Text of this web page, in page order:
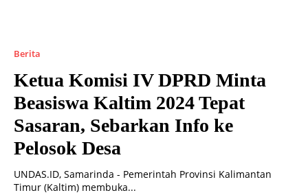
Berita
Ketua Komisi IV DPRD Minta
Beasiswa Kaltim 2024 Tepat
Sasaran, Sebarkan Info ke
Pelosok Desa
UNDAS.ID, Samarinda - Pemerintah Provinsi Kalimantan
Timur (Kaltim) membuka...